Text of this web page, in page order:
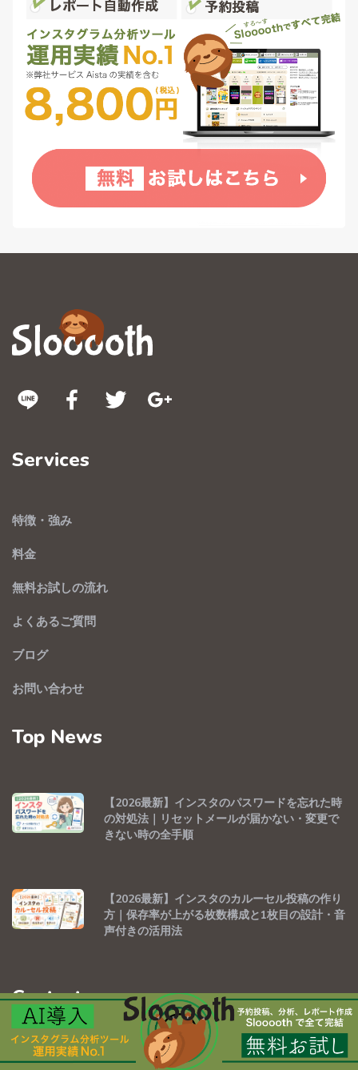
Services
特徴・強み
料金
無料お試しの流れ
よくあるご質問
ブログ
お問い合わせ
Top News
【2026最新】インスタのパスワードを忘れた時
の対処法｜リセットメールが届かない・変更で
きない時の全手順
【2026最新】インスタのカルーセル投稿の作り
方｜保存率が上がる枚数構成と1枚目の設計・音
声付きの活用法
Contacts
無料で試す